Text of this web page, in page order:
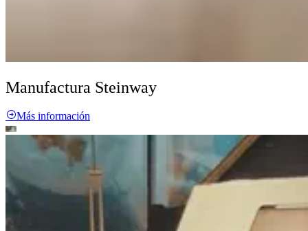
Manufactura Steinway
Más información